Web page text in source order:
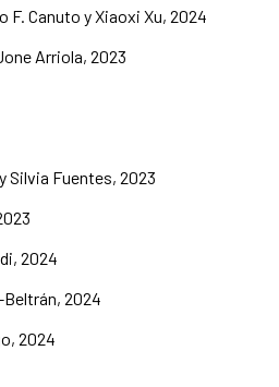
F. Canuto y Xiaoxi Xu, 2024
Arriola, 2023
Silvia Fuentes, 2023
2024
2024
2024